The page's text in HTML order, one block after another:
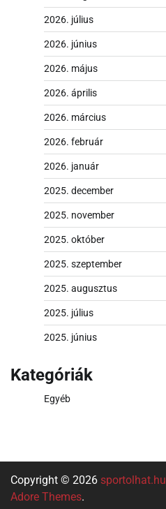
2026. július
2026. június
2026. május
2026. április
2026. március
2026. február
2026. január
2025. december
2025. november
2025. október
2025. szeptember
2025. augusztus
2025. július
2025. június
Kategóriák
Egyéb
Copyright © 2026 sportolhat.hu
Adore Themes.